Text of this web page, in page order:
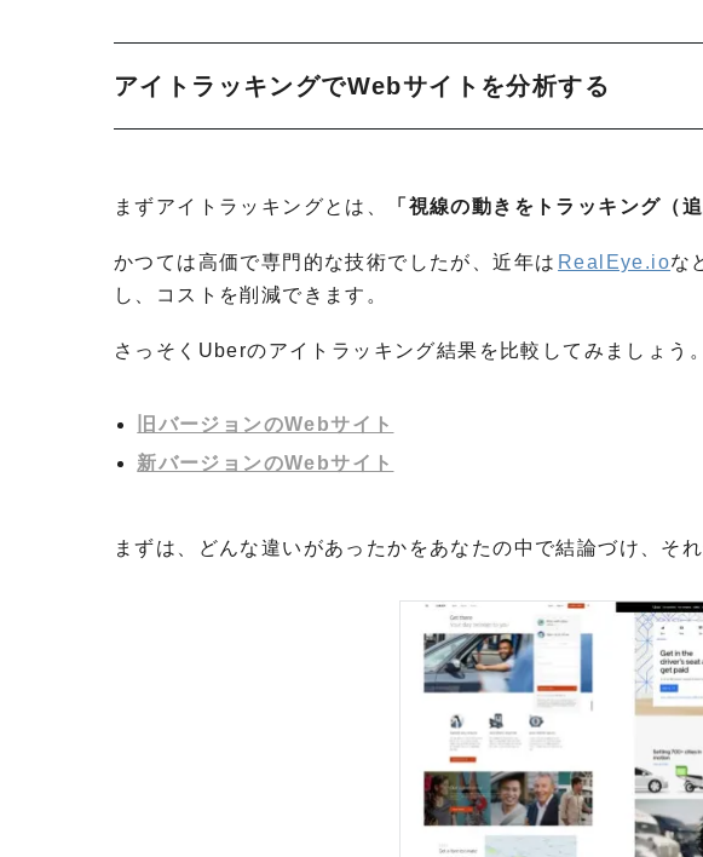
アイトラッキングでWebサイトを分析する
まずアイトラッキングとは、 「視線の動きをトラッキング（
かつては高価で専門的な技術でしたが、近年は RealEye.ioな
し、コストを削減できます。
さっそくUberのアイトラッキング結果を比較してみましょう。
旧バージョンのWebサイト
新バージョンのWebサイト
まずは、どんな違いがあったかをあなたの中で結論づけ、そ